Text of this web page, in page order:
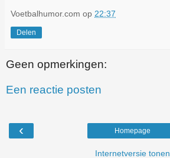
Voetbalhumor.com op 22:37
Delen
Geen opmerkingen:
Een reactie posten
‹ Homepage
Internetversie tonen